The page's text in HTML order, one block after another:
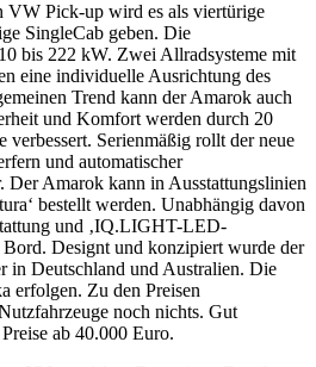
VW Pick-up wird es als viertürige
SingleCab geben. Die
bis 222 kW. Zwei Allradsysteme mit
eine individuelle Ausrichtung des
Trend kann der Amarok auch
und Komfort werden durch 20
verbessert. Serienmäßig rollt der neue
und automatischer
Der Amarok kann in Ausstattungslinien
bestellt werden. Unabhängig davon
und ‚IQ.LIGHT-LED-
Designt und konzipiert wurde der
Deutschland und Australien. Die
erfolgen. Zu den Preisen
noch nichts. Gut
ab 40.000 Euro.